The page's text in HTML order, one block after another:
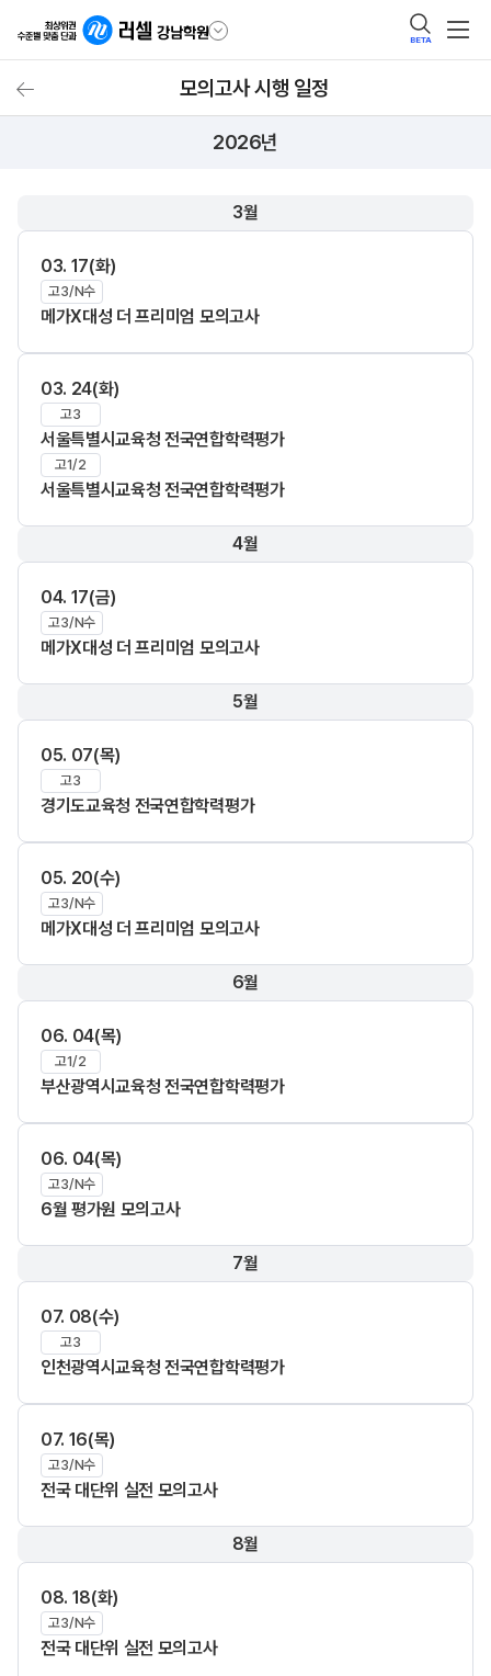
BETA
모의고사 시행 일정
모의고사 시행 일정
2026년
3월
03. 17(화)
고3/N수
메가X대성 더 프리미엄 모의고사
03. 24(화)
고3
서울특별시교육청 전국연합학력평가
고1/2
서울특별시교육청 전국연합학력평가
4월
04. 17(금)
고3/N수
메가X대성 더 프리미엄 모의고사
5월
05. 07(목)
고3
경기도교육청 전국연합학력평가
05. 20(수)
고3/N수
메가X대성 더 프리미엄 모의고사
6월
06. 04(목)
고1/2
부산광역시교육청 전국연합학력평가
06. 04(목)
고3/N수
6월 평가원 모의고사
7월
07. 08(수)
고3
인천광역시교육청 전국연합학력평가
07. 16(목)
고3/N수
전국 대단위 실전 모의고사
8월
08. 18(화)
고3/N수
전국 대단위 실전 모의고사